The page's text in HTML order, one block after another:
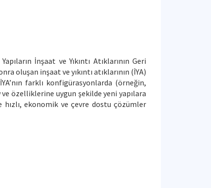
İnşaat ve Yıkıntı Atıklarının Geri
oluşan inşaat ve yıkıntı atıklarının (İYA)
farklı konfigürasyonlarda (örneğin,
özelliklerine uygun şekilde yeni yapılara
hızlı, ekonomik ve çevre dostu çözümler